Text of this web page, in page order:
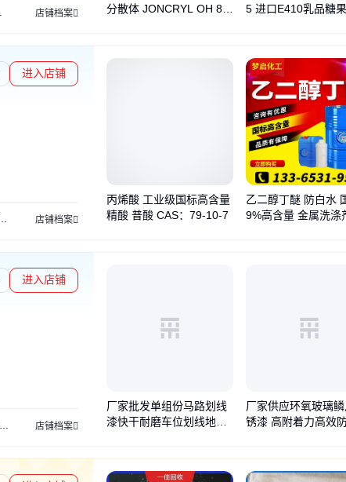
苯丙乳液 多环颜料 酸催化剂 颜料助剂 水性涂料 涂料助剂 乳品饮料 聚醛树脂
店铺档案
分散体 JONCRYL OH 87
5 进口E410乳品糖果
进入店铺
甲基丙烯酸甲酯 乙腈 醋酸乙烯 乙酸乙酯 四氢呋喃 二氯甲烷 无水乙醇 苯乙
店铺档案
丙烯酸 工业级国标高含量
精酸 普酸 CAS：79-10-7
乙二醇丁醚 防白水
9%高含量 金属洗涤
进入店铺
环氧玻璃鳞片 船舶专用漆 防火涂料 水性工业漆 醇酸防锈漆 环
店铺档案
厂家批发单组份马路划线
漆快干耐磨车位划线地库
厂家供应环氧玻璃
锈漆 高附着力高效防